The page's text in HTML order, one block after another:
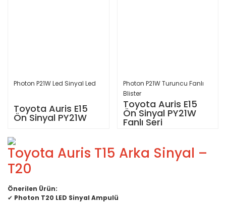
Photon P21W Led Sinyal Led
Toyota Auris E15
Ön Sinyal PY21W
Photon P21W Turuncu Fanlı
Blister
Toyota Auris E15
Ön Sinyal PY21W
Fanlı Seri
Toyota Auris T15 Arka Sinyal –
T20
Önerilen Ürün:
✔ Photon T20 LED Sinyal Ampulü